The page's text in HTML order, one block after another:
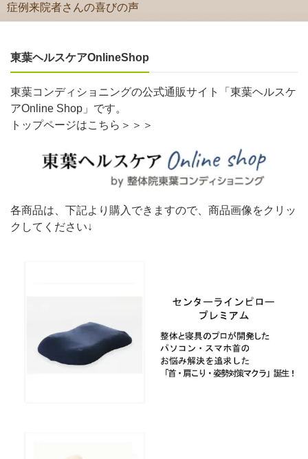
症例来院者さんの喜びの声
東葉ヘルスケアOnlineShop
東葉コンディショニングの公式通販サイト「東葉ヘルスケ
アOnline Shop」です。
トップページはこちら＞＞＞
各商品は、下記より購入できますので、商品画像をクリッ
クしてください↓